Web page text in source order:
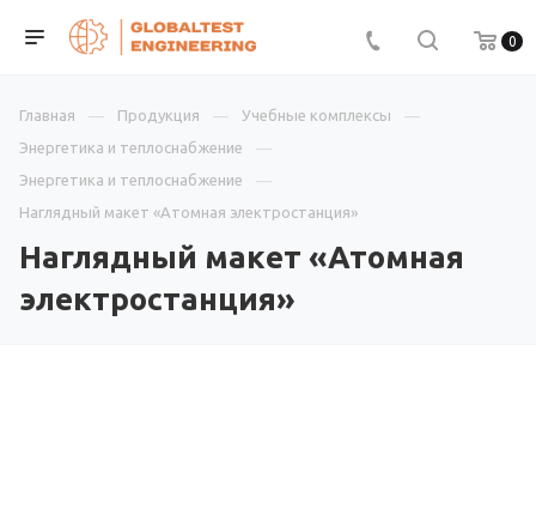
0
Главная Продукция
Учебные комплексы
Энергетика и теплоснабжение
Энергетика и теплоснабжение
Наглядный макет «Атомная электростанция»
Наглядный макет «Атомная
электростанция»